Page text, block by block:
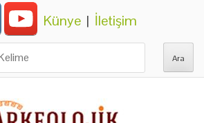
Künye | İletişim